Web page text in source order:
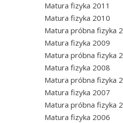
Matura fizyka 2011
Matura fizyka 2010
Matura próbna fizyka
Matura fizyka 2009
Matura próbna fizyka
Matura fizyka 2008
Matura próbna fizyka
Matura fizyka 2007
Matura próbna fizyka
Matura fizyka 2006